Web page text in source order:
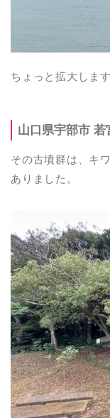
ちょっと拡大しま
山口県宇部市 若
その古墳群は、キ
ありました。